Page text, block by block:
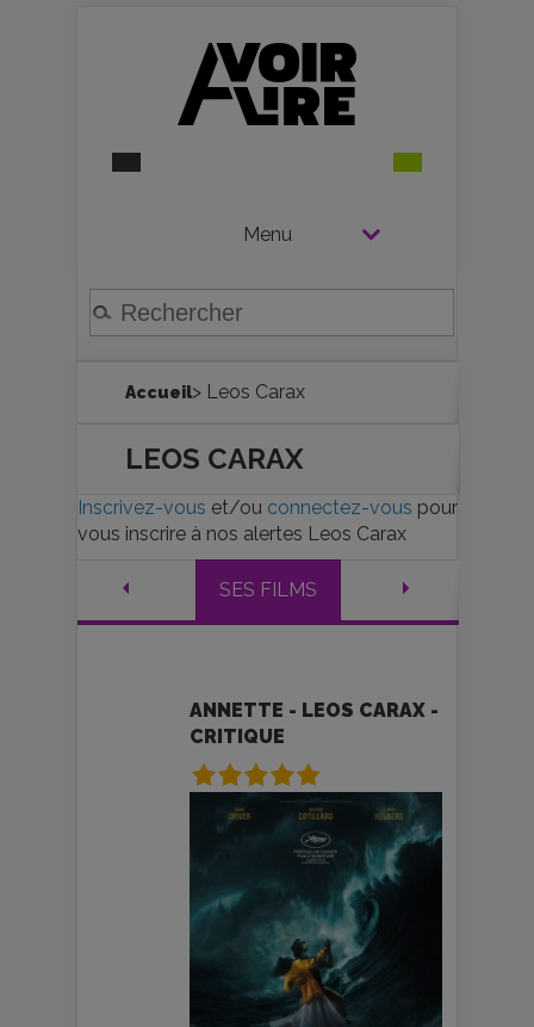
Menu
Accueil> Leos Carax
LEOS CARAX
Inscrivez-vous et/ou connectez-vous pour
vous inscrire à nos alertes Leos Carax
SES FILMS
ANNETTE - LEOS CARAX -
CRITIQUE